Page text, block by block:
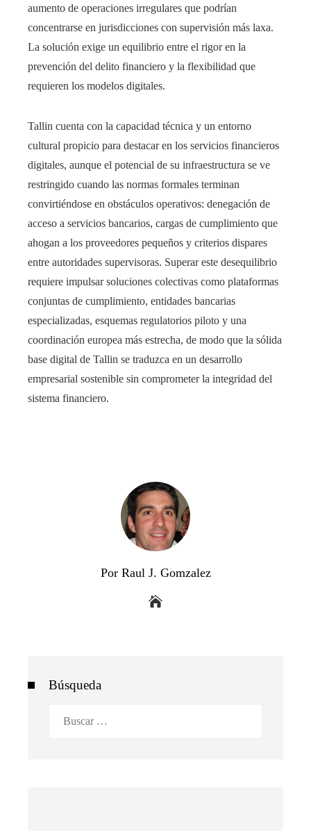
aumento de operaciones irregulares que podrían
concentrarse en jurisdicciones con supervisión más laxa.
La solución exige un equilibrio entre el rigor en la
prevención del delito financiero y la flexibilidad que
requieren los modelos digitales.
Tallin cuenta con la capacidad técnica y un entorno
cultural propicio para destacar en los servicios financieros
digitales, aunque el potencial de su infraestructura se ve
restringido cuando las normas formales terminan
convirtiéndose en obstáculos operativos: denegación de
acceso a servicios bancarios, cargas de cumplimiento que
ahogan a los proveedores pequeños y criterios dispares
entre autoridades supervisoras. Superar este desequilibrio
requiere impulsar soluciones colectivas como plataformas
conjuntas de cumplimiento, entidades bancarias
especializadas, esquemas regulatorios piloto y una
coordinación europea más estrecha, de modo que la sólida
base digital de Tallin se traduzca en un desarrollo
empresarial sostenible sin comprometer la integridad del
sistema financiero.
Por Raul J. Gomzalez
Búsqueda